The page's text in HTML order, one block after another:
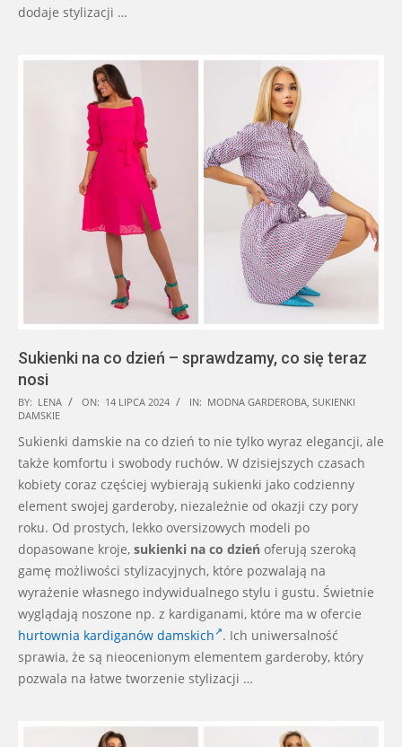
dodaje stylizacji …
Sukienki na co dzień – sprawdzamy, co się teraz
nosi
2024-
07-
14
BY: LENA ON: 14 LIPCA 2024 IN: MODNA GARDEROBA SUKIENKI
DAMSKIE
Sukienki damskie na co dzień to nie tylko wyraz elegancji, ale
także komfortu i swobody ruchów. W dzisiejszych czasach
kobiety coraz częściej wybierają sukienki jako codzienny
element swojej garderoby, niezależnie od okazji czy pory
roku. Od prostych, lekko oversizowych modeli po
dopasowane kroje, sukienki na co dzień oferują szeroką
gamę możliwości stylizacyjnych, które pozwalają na
wyrażenie własnego indywidualnego stylu i gustu. Świetnie
wyglądają noszone np. z kardiganami, które ma w ofercie
hurtownia kardiganów damskich . Ich uniwersalność
sprawia, że są nieocenionym elementem garderoby, który
pozwala na łatwe tworzenie stylizacji …